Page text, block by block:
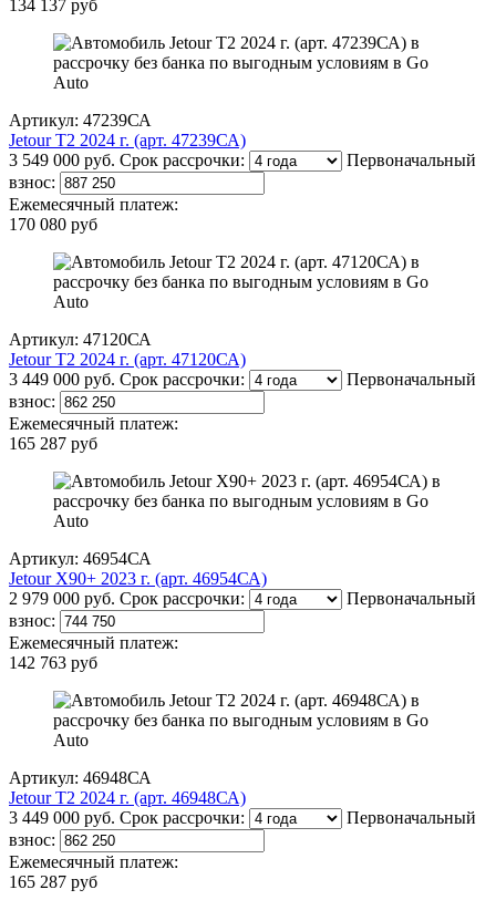
134 137 руб
Артикул: 47239СА
Jetour T2 2024 г. (арт. 47239СА)
3 549 000 руб. Срок рассрочки:
Первоначальный
взнос:
Ежемесячный платеж:
170 080 руб
Артикул: 47120СА
Jetour T2 2024 г. (арт. 47120СА)
3 449 000 руб. Срок рассрочки:
Первоначальный
взнос:
Ежемесячный платеж:
165 287 руб
Артикул: 46954СА
Jetour X90+ 2023 г. (арт. 46954СА)
2 979 000 руб. Срок рассрочки:
Первоначальный
взнос:
Ежемесячный платеж:
142 763 руб
Артикул: 46948СА
Jetour T2 2024 г. (арт. 46948СА)
3 449 000 руб. Срок рассрочки:
Первоначальный
взнос:
Ежемесячный платеж:
165 287 руб